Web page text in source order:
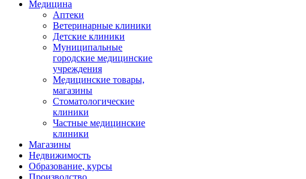
Медицина
Аптеки
Ветеринарные клиники
Детские клиники
Муниципальные
городские медицинские
учреждения
Медицинские товары,
магазины
Стоматологические
клиники
Частные медицинские
клиники
Магазины
Недвижимость
Образование, курсы
Производство